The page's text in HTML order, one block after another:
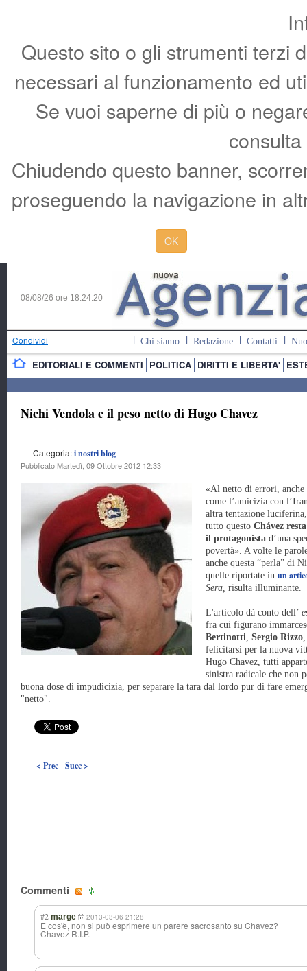
Questo sito o gli strumenti terzi
necessari al funzionamento ed
Se vuoi saperne di più o
Chiudendo questo banner,
proseguendo la navigazione in
OK
08/08/26 ore 18:24:21
Condividi | Chi siamo Redazione Contatti
EDITORIALI E COMMENTI POLITICA DIRITTI E LIBERTA'
Nichi Vendola e il peso netto di Hugo Chavez
Categoria:i nostri blog
Pubblicato Martedì, 09 Ottobre 2012 12:33
«Al netto di errori, anche
come l’amicizia con
altra tentazione
tutto questo Chávez
il protagonista d’una
povertà». A volte le
anche questa “perla” di
quelle riportate in un
Sera, risulta illuminante.
L'articolo dà conto dell’
fra cui figurano
Bertinotti, Sergio Rizzo
felicitarsi per la nuova
Hugo Chavez, tutti
sinistra radicale che non
buona dose di impudicizia, per separare la tara dal lordo pur di fare
"netto".
< Prec Succ >
Commenti
#2 marge 2013-03-06 21:28
E cos'è, non si può esprimere un parere sacrosanto su Chavez?
Chavez R.I.P.